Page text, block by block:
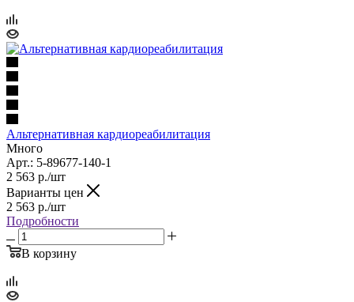
Альтернативная кардиореабилитация
Много
Арт.: 5-89677-140-1
2 563 р./шт
Варианты цен
2 563 р./шт
Подробности
В корзину